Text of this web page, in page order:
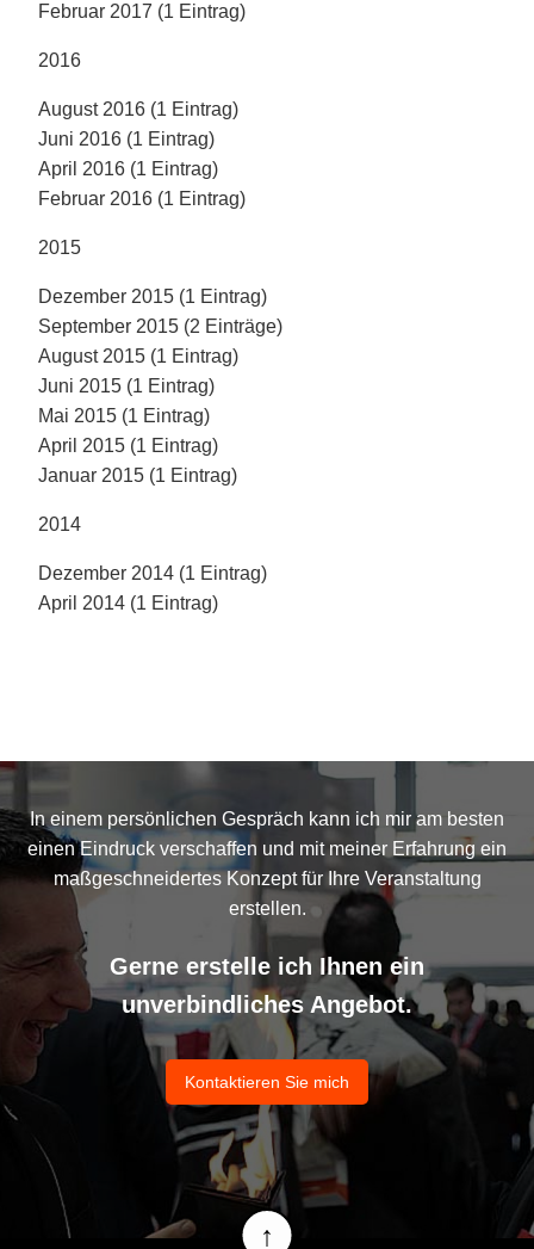
Februar 2017 (1 Eintrag)
2016
August 2016 (1 Eintrag)
Juni 2016 (1 Eintrag)
April 2016 (1 Eintrag)
Februar 2016 (1 Eintrag)
2015
Dezember 2015 (1 Eintrag)
September 2015 (2 Einträge)
August 2015 (1 Eintrag)
Juni 2015 (1 Eintrag)
Mai 2015 (1 Eintrag)
April 2015 (1 Eintrag)
Januar 2015 (1 Eintrag)
2014
Dezember 2014 (1 Eintrag)
April 2014 (1 Eintrag)
In einem persönlichen Gespräch kann ich mir am besten
einen Eindruck verschaffen und mit meiner Erfahrung ein
maßgeschneidertes Konzept für Ihre Veranstaltung
erstellen.
Gerne erstelle ich Ihnen ein
unverbindliches Angebot.
Kontaktieren Sie mich
↑